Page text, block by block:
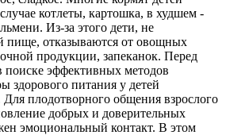
котлеты, картошка, в худшем -
Из-за этого дети, не
пище, отказываются от овощных
продукции, запеканок. Перед
поиске эффективных методов
здорового питания у детей
Для плодотворного общения взрослого
добрых и доверительных
эмоциональный контакт. В этом